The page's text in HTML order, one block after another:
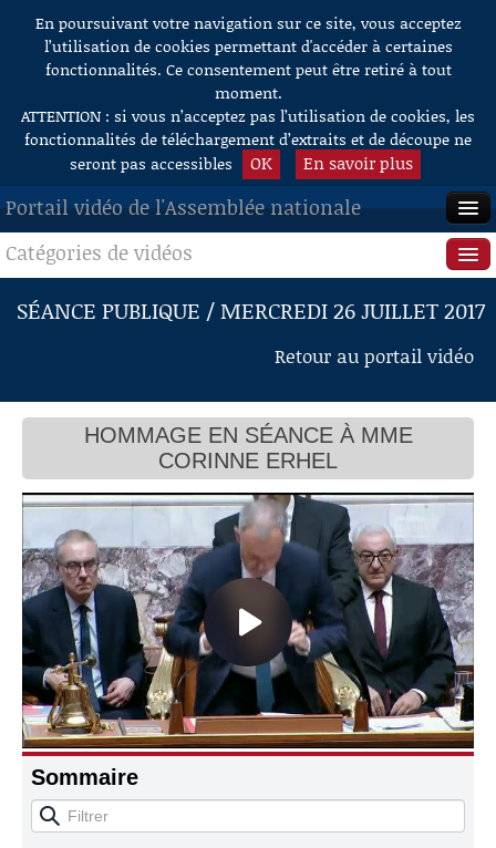
Aller au contenu
En poursuivant votre navigation sur ce site, vous acceptez
l’utilisation de cookies permettant d'accéder à certaines
fonctionnalités. Ce consentement peut être retiré à tout
moment.
ATTENTION : si vous n’acceptez pas l’utilisation de cookies, les
fonctionnalités de téléchargement d’extraits et de découpe ne
seront pas accessibles
OK En savoir plus
Portail vidéo de l'Assemblée nationale
ACCUEIL
EN DIRECT
RECHERCHE
AIDE À LA DÉCOUPE
DE VIDÉOS
Catégories de vidéos
Séance publique
Questions au Gouvernement
Commissions
Présidence
Évènements
Connaissance, Histoire
Autres
SÉANCE PUBLIQUE / MERCREDI 26 JUILLET 2017
Retour au portail vidéo
HOMMAGE EN SÉANCE À MME
CORINNE ERHEL
Sommaire